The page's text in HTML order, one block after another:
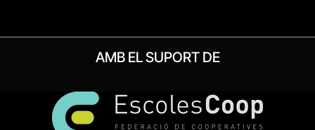
AMB EL SUPORT DE